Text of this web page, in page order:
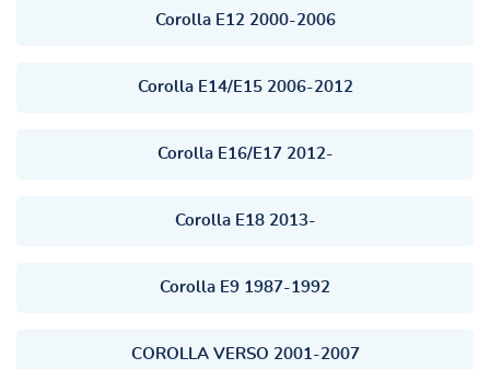
Corolla E12 2000-2006
Corolla E14/E15 2006-2012
Corolla E16/E17 2012-
Corolla E18 2013-
Corolla E9 1987-1992
COROLLA VERSO 2001-2007